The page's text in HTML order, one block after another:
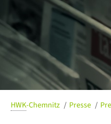
HWK-Chemnitz Presse